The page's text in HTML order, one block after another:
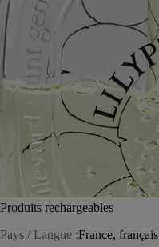
Produits rechargeables
Pays / Langue :France, français